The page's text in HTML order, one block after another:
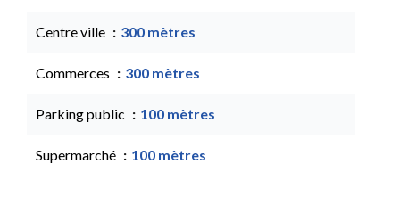
Centre ville 300 mètres
Commerces 300 mètres
Parking public 100 mètres
Supermarché 100 mètres